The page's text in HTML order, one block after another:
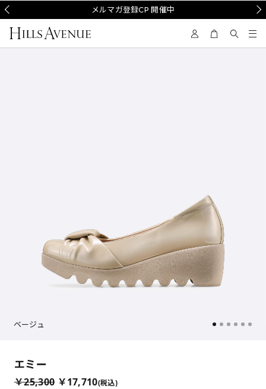
メルマガ登録CP 開催中
ベージュ
エミー
￥25,300 ￥17,710(税込)